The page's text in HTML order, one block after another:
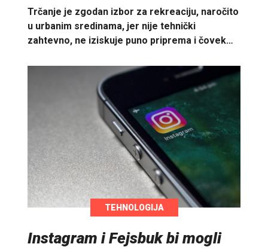
Trčanje je zgodan izbor za rekreaciju, naročito
u urbanim sredinama, jer nije tehnički
zahtevno, ne iziskuje puno priprema i čovek…
TEHNOLOGIJA
Instagram i Fejsbuk bi mogli